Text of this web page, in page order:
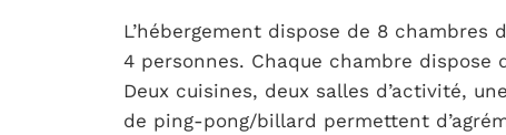
L’hébergement dispose de 8
4 personnes. Chaque chambre dispose
Deux cuisines, deux salles d’activité,
de ping-pong/billard permettent